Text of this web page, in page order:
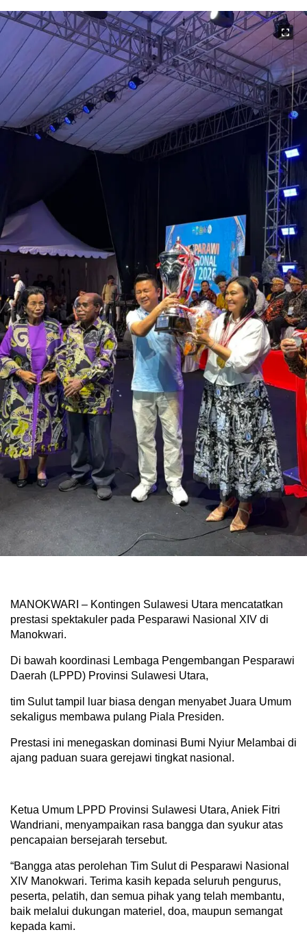
MANOKWARI – Kontingen Sulawesi Utara mencatatkan
prestasi spektakuler pada Pesparawi Nasional XIV di
Manokwari.
Di bawah koordinasi Lembaga Pengembangan Pesparawi
Daerah (LPPD) Provinsi Sulawesi Utara,
tim Sulut tampil luar biasa dengan menyabet Juara Umum
sekaligus membawa pulang Piala Presiden.
Prestasi ini menegaskan dominasi Bumi Nyiur Melambai di
ajang paduan suara gerejawi tingkat nasional.
Ketua Umum LPPD Provinsi Sulawesi Utara, Aniek Fitri
Wandriani, menyampaikan rasa bangga dan syukur atas
pencapaian bersejarah tersebut.
“Bangga atas perolehan Tim Sulut di Pesparawi Nasional
XIV Manokwari. Terima kasih kepada seluruh pengurus,
peserta, pelatih, dan semua pihak yang telah membantu,
baik melalui dukungan materiel, doa, maupun semangat
kepada kami.